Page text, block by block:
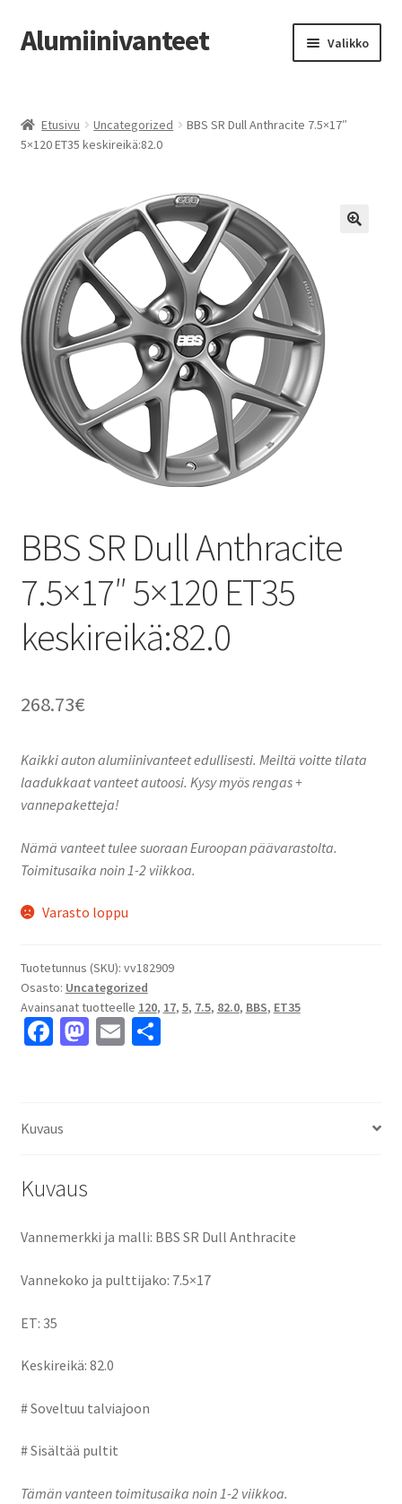
Siirry
navigointiin
Siirry
sisältöön
Alumiinivanteet Valikko
Kauppa
Tilausohjeet
Vanteiden osto-opas
Auton renkaat
Yhteystiedot
Etusivu Uncategorized
BBS SR Dull Anthracite 7.5×17″
5×120 ET35 keskireikä:82.0
BBS SR Dull Anthracite
7.5×17″ 5×120 ET35
keskireikä:82.0
268.73€
Kaikki auton alumiinivanteet edullisesti. Meiltä voitte tilata
laadukkaat vanteet autoosi. Kysy myös rengas +
vannepaketteja!
Nämä vanteet tulee suoraan Euroopan päävarastolta.
Toimitusaika noin 1-2 viikkoa.
Varasto loppu
Tuotetunnus (SKU): vv182909
Osasto: Uncategorized
Avainsanat tuotteelle 120, 17, 5, 7.5, 82.0, BBS, ET35
Fa
o
o
M E S
Kuvaus
Kuvaus
Vannemerkki ja malli: BBS SR Dull Anthracite
Vannekoko ja pulttijako: 7.5×17
ET: 35
Keskireikä: 82.0
# Soveltuu talviajoon
# Sisältää pultit
Tämän vanteen toimitusaika noin 1-2 viikkoa.